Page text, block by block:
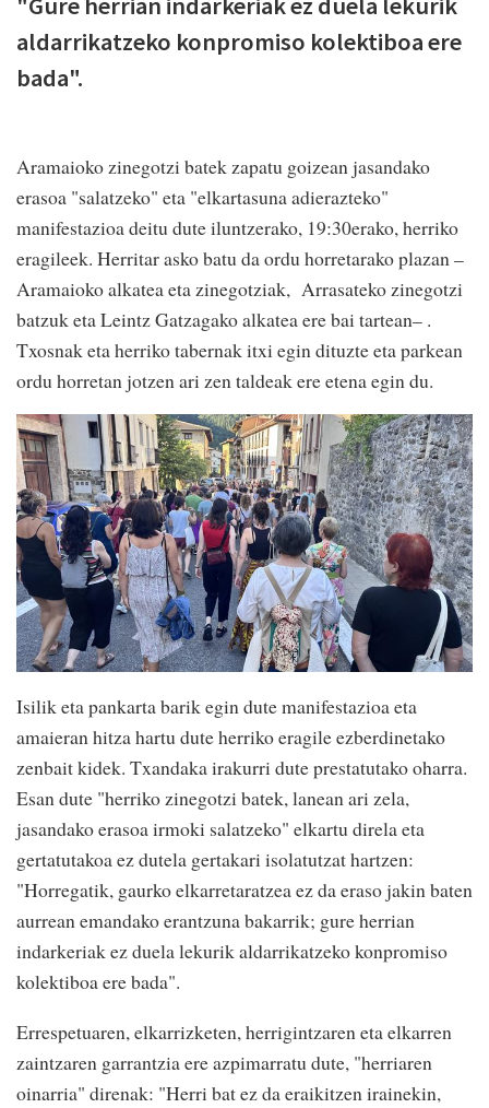
aldarrikatzeko konpromiso kolektiboa ere
bada".
Aramaioko zinegotzi batek zapatu goizean jasandako
erasoa "salatzeko" eta "elkartasuna adierazteko"
manifestazioa deitu dute iluntzerako, 19:30erako, herriko
eragileek. Herritar asko batu da ordu horretarako plazan –
Aramaioko alkatea eta zinegotziak, Arrasateko zinegotzi
batzuk eta Leintz Gatzagako alkatea ere bai tartean– .
Txosnak eta herriko tabernak itxi egin dituzte eta parkean
ordu horretan jotzen ari zen taldeak ere etena egin du.
Isilik eta pankarta barik egin dute manifestazioa eta
amaieran hitza hartu dute herriko eragile ezberdinetako
zenbait kidek. Txandaka irakurri dute prestatutako oharra.
Esan dute "herriko zinegotzi batek, lanean ari zela,
jasandako erasoa irmoki salatzeko" elkartu direla eta
gertatutakoa ez dutela gertakari isolatutzat hartzen:
"Horregatik, gaurko elkarretaratzea ez da eraso jakin baten
aurrean emandako erantzuna bakarrik; gure herrian
indarkeriak ez duela lekurik aldarrikatzeko konpromiso
kolektiboa ere bada".
Errespetuaren, elkarrizketen, herrigintzaren eta elkarren
zaintzaren garrantzia ere azpimarratu dute, "herriaren
oinarria" direnak: "Herri bat ez da eraikitzen irainekin,